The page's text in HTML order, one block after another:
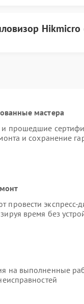
Hikmicro
мастера
и прошедшие
и сохранение
экспресс-
время без
на выполненные